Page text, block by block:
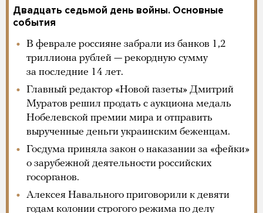
Двадцать седьмой день войны. Основные
события
В феврале россияне забрали из банков 1,2
триллиона рублей — рекордную сумму
за последние 14 лет.
Главный редактор «Новой газеты» Дмитрий
Муратов решил продать с аукциона медаль
Нобелевской премии мира и отправить
вырученные деньги украинским беженцам.
Госдума приняла закон о наказании за «фейки»
о зарубежной деятельности российских
госорганов.
Алексея Навального приговорили к девяти
годам колонии строгого режима по делу